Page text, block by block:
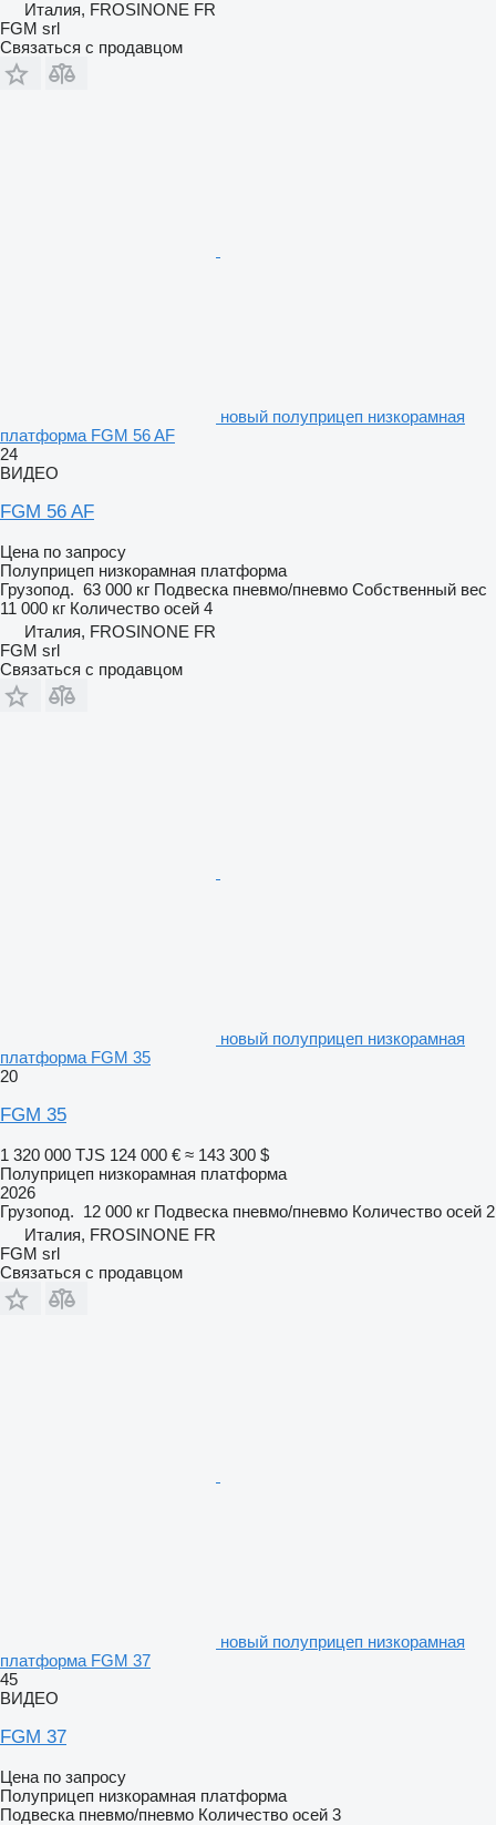
Италия, FROSINONE FR
FGM srl
Связаться с продавцом
новый полуприцеп низкорамная
платформа FGM 56 AF
24
ВИДЕО
FGM 56 AF
Цена по запросу
Полуприцеп низкорамная платформа
Грузопод. 63 000 кг Подвеска пневмо/пневмо Собственный вес
11 000 кг Количество осей 4
Италия, FROSINONE FR
FGM srl
Связаться с продавцом
новый полуприцеп низкорамная
платформа FGM 35
20
FGM 35
1 320 000 TJS 124 000 € ≈ 143 300 $
Полуприцеп низкорамная платформа
2026
Грузопод. 12 000 кг Подвеска пневмо/пневмо Количество осей 2
Италия, FROSINONE FR
FGM srl
Связаться с продавцом
новый полуприцеп низкорамная
платформа FGM 37
45
ВИДЕО
FGM 37
Цена по запросу
Полуприцеп низкорамная платформа
Подвеска пневмо/пневмо Количество осей 3